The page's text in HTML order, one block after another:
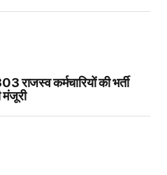
कर्मचारियों की भर्ती